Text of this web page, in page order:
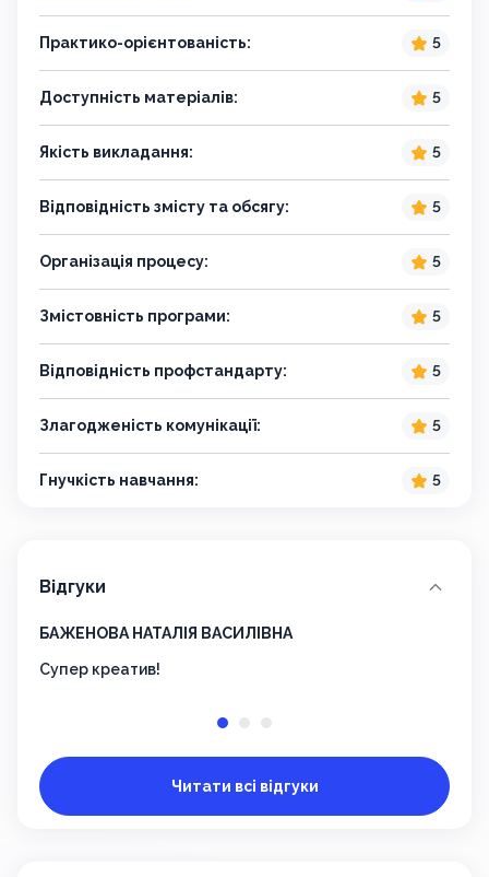
Практико-орієнтованість: 5
Доступність матеріалів: 5
Якість викладання: 5
Відповідність змісту та обсягу: 5
Організація процесу: 5
Змістовність програми: 5
Відповідність профстандарту: 5
Злагодженість комунікації: 5
Гнучкість навчання: 5
Відгуки
БАЖЕНОВА НАТАЛІЯ ВАСИЛІВНА
Супер креатив!
Читати всі відгуки